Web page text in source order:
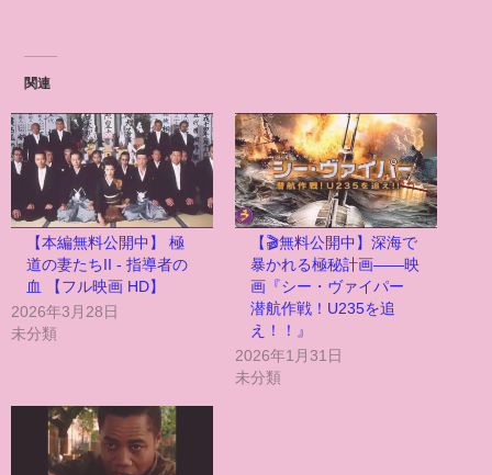
関連
【本編無料公開中】 極
道の妻たちII - 指導者の
血 【フル映画 HD】
2026年3月28日
未分類
【🎬無料公開中】深海で
暴かれる極秘計画――映
画『シー・ヴァイパー
潜航作戦！U235を追
え！！』
2026年1月31日
未分類